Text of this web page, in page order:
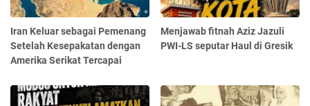
Iran Keluar sebagai Pemenang
Setelah Kesepakatan dengan
Amerika Serikat Tercapai
Menjawab fitnah Aziz Jazuli
PWI-LS seputar Haul di Gresik